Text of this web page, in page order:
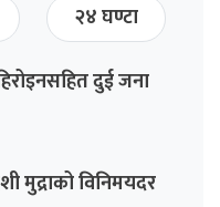
२४ घण्टा
दुई जना
मुद्राको विनिमयदर